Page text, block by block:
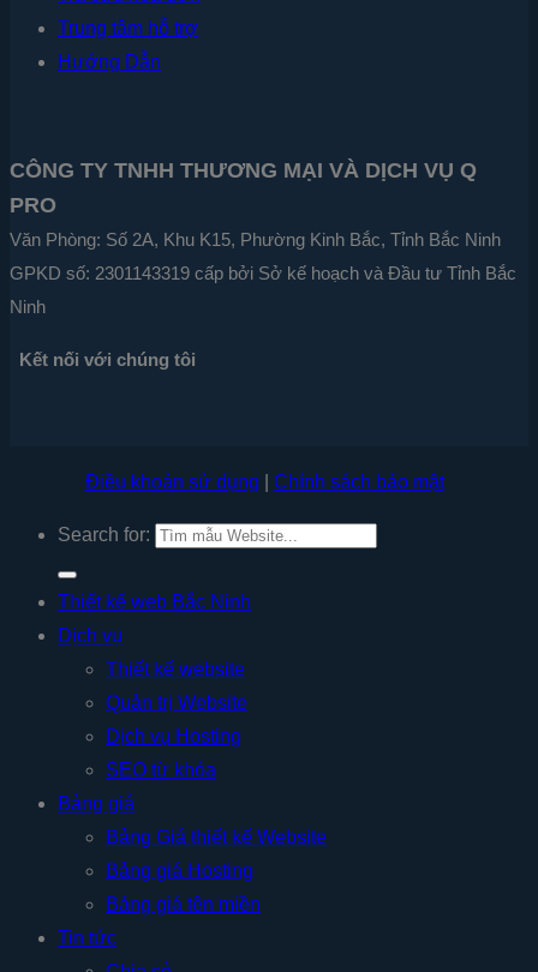
Trung tâm hỗ trợ
Hướng Dẫn
CÔNG TY TNHH THƯƠNG MẠI VÀ DỊCH VỤ Q
PRO
Văn Phòng: Số 2A, Khu K15, Phường Kinh Bắc, Tỉnh Bắc Ninh
GPKD số: 2301143319 cấp bởi Sở kế hoạch và Đầu tư Tỉnh Bắc
Ninh
Kết nối với chúng tôi
Điều khoản sử dụng Chính sách bảo mật
Search for:
Thiết kế web Bắc Ninh
Dịch vụ
Thiết kế website
Quản trị Website
Dịch vụ Hosting
SEO từ khóa
Bảng giá
Bảng Giá thiết kế Website
Bảng giá Hosting
Bảng giá tên miền
Tin tức